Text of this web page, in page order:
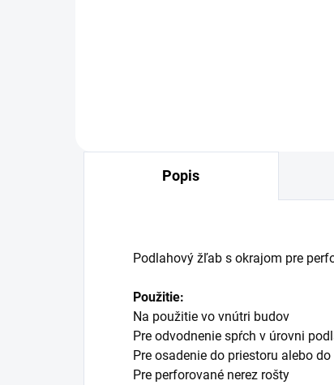
Popis
Podlahový žľab s okrajom pre
Použitie:
Na použitie vo vnútri budov
Pre odvodnenie spŕch v úrovni
Pre osadenie do priestoru alebo
Pre perforované nerez rošty